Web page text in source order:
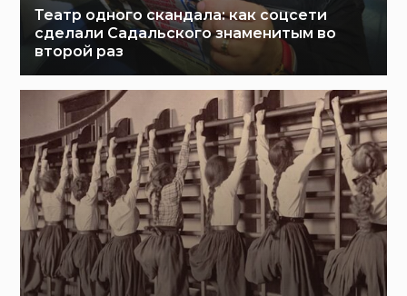
Театр одного скандала: как соцсети
сделали Садальского знаменитым во
второй раз